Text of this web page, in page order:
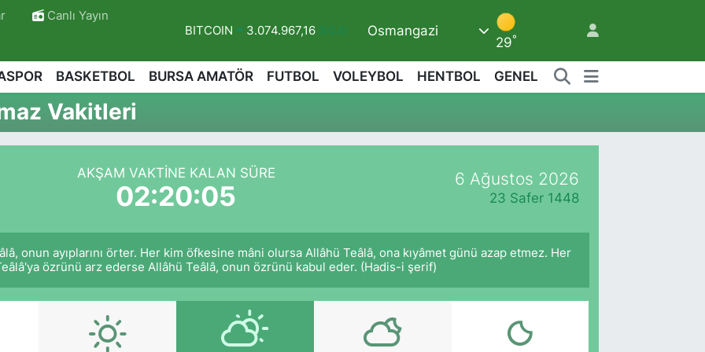
Canlı Yayın
BITCOIN 3.074.967,16 %0.69
DOLAR
47,5986 %0.06
GRAM ALTIN
6513.94 %0.32
BİST100
Osmangazi
29°
BASKETBOL BURSA AMATÖR FUTBOL VOLEYBOL HENTBOL GENEL
Vakitleri
AKŞAM VAKTINE KALAN SÜRE
02:20:04
6 Ağustos 2026
23 Safer 1448
onun ayıplarını örter. Her kim öfkesine mâni olursa Allâhü Teâlâ, ona kıyâmet günü azap etmez. Her
özrünü arz ederse Allâhü Teâlâ, onun özrünü kabul eder. (Hadis-i şerif)